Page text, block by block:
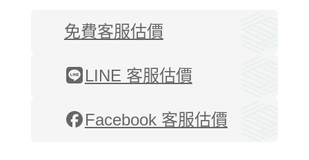
免費客服估價
LINE 客服估價
Facebook 客服估價